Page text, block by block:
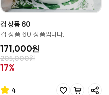
컵 상품 60
컵 상품 60 상품입니다.
171,000원
205,000원
17%
4